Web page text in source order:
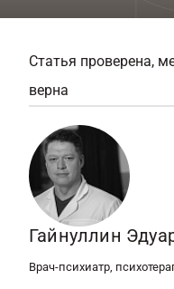
Статья проверена,
верна
Гайнуллин
Врач-психиатр,